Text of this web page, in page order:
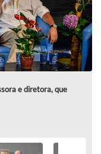
e diretora, que